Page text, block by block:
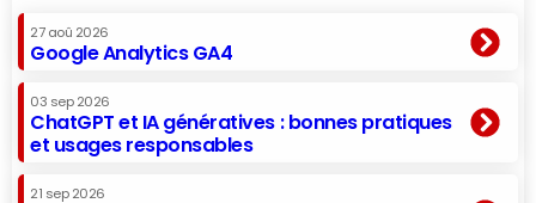
27 aoû 2026
Google Analytics GA4
03 sep 2026
ChatGPT et IA génératives : bonnes pratiques
et usages responsables
21 sep 2026